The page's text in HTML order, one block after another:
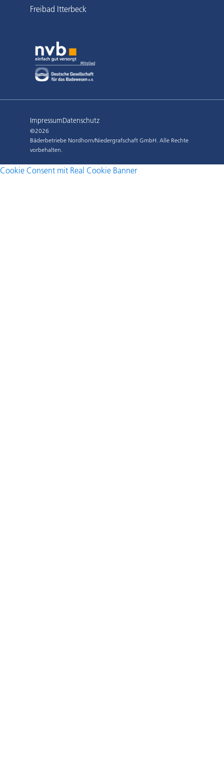
Freibad Itterbeck
©2026
Bäderbetriebe Nordhorn/Niedergrafschaft GmbH. Alle Rechte
vorbehalten.
ImpressumDatenschutz
Cookie Consent mit Real Cookie Banner